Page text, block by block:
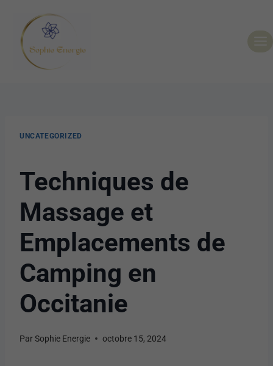
UNCATEGORIZED
Techniques de
Massage et
Emplacements de
Camping en
Occitanie
ParSophie Energie octobre 15, 2024